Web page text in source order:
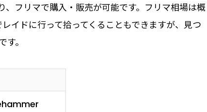
フリマで購入・販売が可能です。フリマ相場は概
イドに行って拾ってくることもできますが、見つ
。